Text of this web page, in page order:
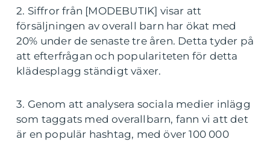
2. Siffror från [MODEBUTIK] visar att
försäljningen av overall barn har ökat med
20% under de senaste tre åren. Detta tyder på
att efterfrågan och populariteten för detta
klädesplagg ständigt växer.
3. Genom att analysera sociala medier inlägg
som taggats med overallbarn, fann vi att det
är en populär hashtag, med över 100 000